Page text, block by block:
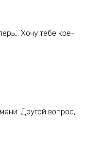
Хочу тебе кое-
Другой вопрос,